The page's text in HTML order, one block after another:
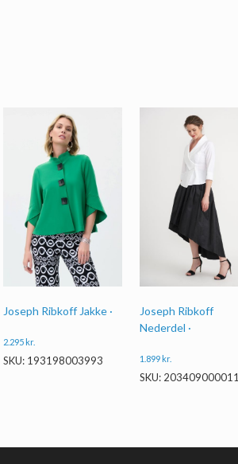
Joseph Ribkoff Jakke ·
2.295kr.
SKU: 193198003993
Joseph Ribkoff
Nederdel ·
1.899kr.
SKU: 203409000011